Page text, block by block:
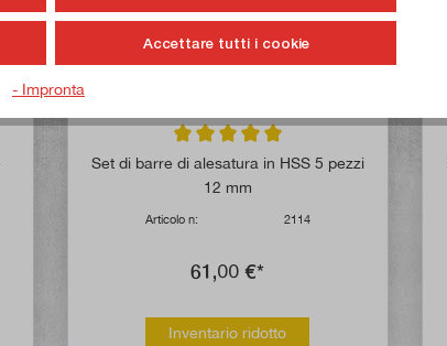
5 stelle Valutazione media di 5 su 5 stelle
Set di barre di alesatura in HSS 5 pezzi
12 mm
Articolo n: 2114
61,00 €*
Inventario ridotto
Accettare tutti i cookie
- Impronta